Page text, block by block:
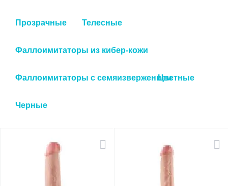
Прозрачные Телесные
Фаллоимитаторы из кибер-кожи
Фаллоимитаторы с семяизвержениемЦветные
Черные